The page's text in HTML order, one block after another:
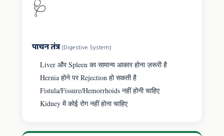
🩺
पाचन तंत्र(Digestive System)
Liver और Spleen का सामान्य आकार होना ज़रूरी है
Hernia होने पर Rejection हो सकती है
Fistula/Fissure/Hemorrhoids नहीं होनी चाहिए
Kidney में कोई रोग नहीं होना चाहिए